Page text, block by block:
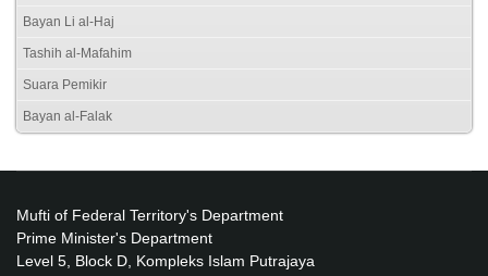
Bayan Li al-Haj
Tashih al-Mafahim
Suara Pemikir
Bayan al-Falak
Mufti of Federal Territory's Department
Prime Minister's Department
Level 5, Block D, Kompleks Islam Putrajaya